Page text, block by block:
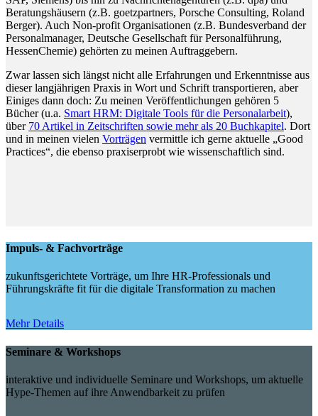
Beratungshäusern (z.B. goetzpartners, Porsche Consulting, Roland
Berger). Auch Non-profit Organisationen (z.B. Bundesverband der
Personalmanager, Deutsche Gesellschaft für Personalführung,
HessenChemie) gehörten zu meinen Auftraggebern.
Zwar lassen sich längst nicht alle Erfahrungen und Erkenntnisse aus
dieser langjährigen Praxis in Wort und Schrift transportieren, aber
Einiges dann doch: Zu meinen Veröffentlichungen gehören 5
Bücher (u.a. Smart HRM: Digitale Tools für die Personalarbeit),
über 70 Artikel in Zeitschriften sowie mehr als 20 Buchkapitel. Dort
und in meinen vielen Vorträgen vermittle ich gerne aktuelle „Good
Practices“, die ebenso praxiserprobt wie wissenschaftlich sind.
Impuls- & Fachvorträge
zukunftsgerichtete Vorträge, um Ihre HR-Professionals und
Führungskräfte fit für die digitale Transformation zu machen
Mehr Details
Seminare & Workshops
interaktive und individuelle Seminare und Workshops, um aktuelle
Hype-Themen auf ihre Anwendbarkeit zu prüfen